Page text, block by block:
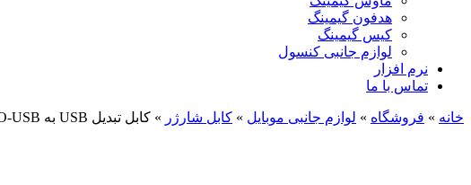
هدفون گیمینگ
کیس گیمینگ
لوازم جانبی کنسول
نرم افزار
تماس با ما
خانه » فروشگاه » لوازم جانبی موبایل » کابل شارژر » کابل تبدیل USB به MICRO-USB مدل YESIDO CA57